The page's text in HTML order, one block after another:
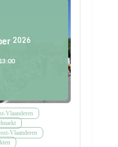
2026
Vlaanderen
Vlaanderen